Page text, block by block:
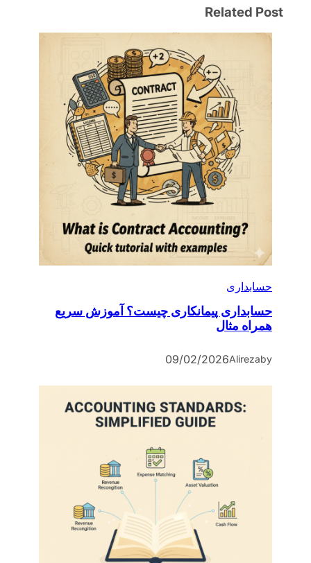
Related Post
حسابداری
حسابداری پیمانکاری چیست؟ آموزش سریع
همراه مثال
by
Alireza
09/02/2026